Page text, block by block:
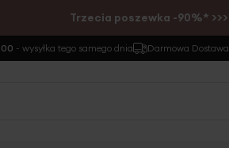
Trzecia poszewka -90%* >>>
- wysyłka tego samego dnia Darmowa Dostawa